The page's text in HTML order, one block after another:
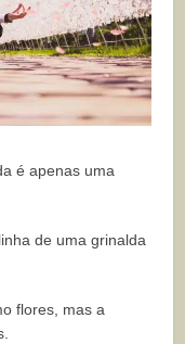
é apenas uma
de uma grinalda
flores, mas a